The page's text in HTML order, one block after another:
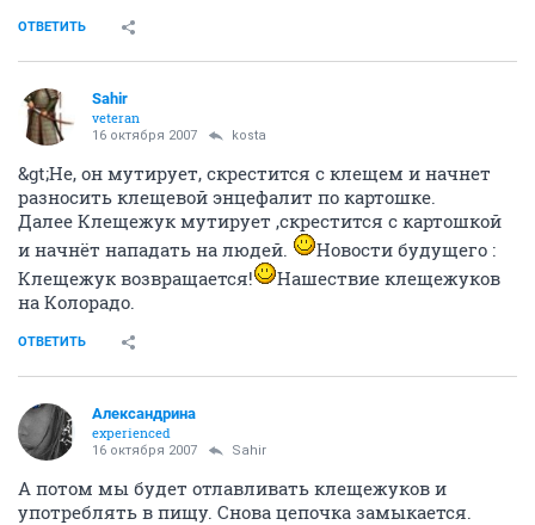
ОТВЕТИТЬ
Sahir
veteran
16 октября 2007 kosta
&gt;Не, он мутирует, скрестится с клещем и начнет
разносить клещевой энцефалит по картошке.
Далее Клещежук мутирует ,скрестится с картошкой
и начнёт нападать на людей.
Новости будущего :
Клещежук возвращается!
Нашествие клещежуков
на Колорадо.
ОТВЕТИТЬ
Александрина
experienced
16 октября 2007 Sahir
А потом мы будет отлавливать клещежуков и
употреблять в пищу. Снова цепочка замыкается.